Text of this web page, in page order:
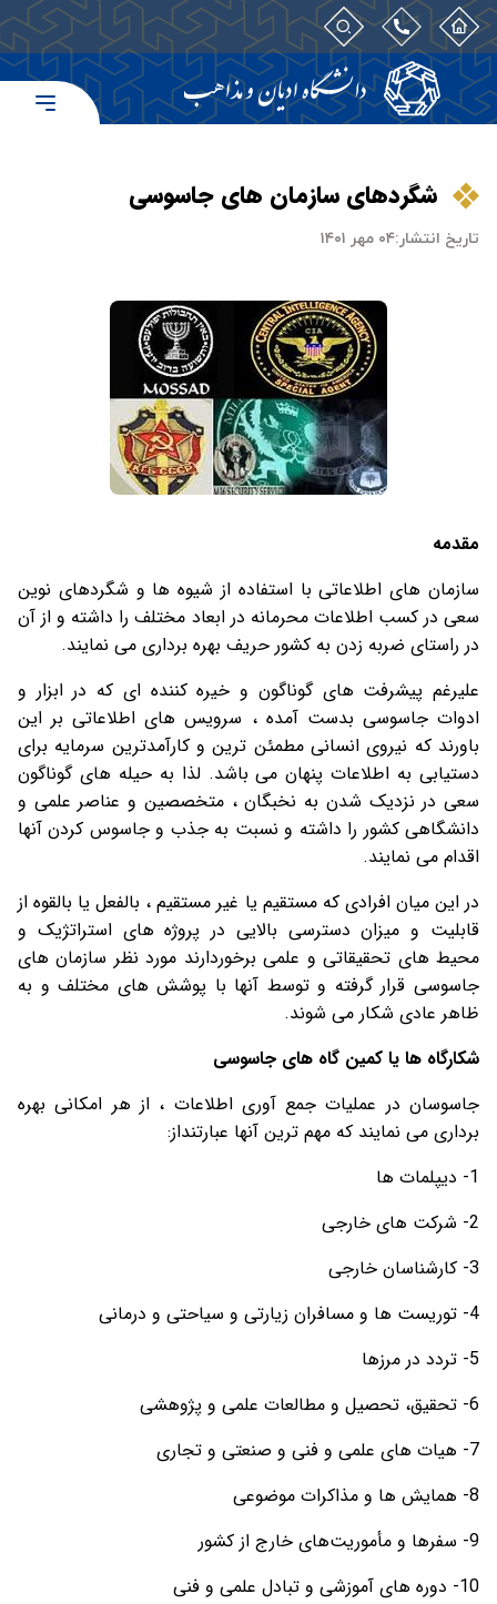
شگردهای سازمان های جاسوسی
تاریخ انتشار:۰۴ مهر ۱۴۰۱
مقدمه
سازمان های اطلاعاتی با استفاده از شیوه ها و شگردهای نوین
سعی در کسب اطلاعات محرمانه در ابعاد مختلف را داشته و از آن
در راستای ضربه زدن به کشور حریف بهره برداری می نمایند.
علیرغم پیشرفت های گوناگون و خیره کننده ای که در ابزار و
ادوات جاسوسی بدست آمده ، سرویس های اطلاعاتی بر این
باورند که نیروی انسانی مطمئن ترین و کارآمدترین سرمایه برای
دستیابی به اطلاعات پنهان می باشد. لذا به حیله های گوناگون
سعی در نزدیک شدن به نخبگان ، متخصصین و عناصر علمی و
دانشگاهی کشور را داشته و نسبت به جذب و جاسوس کردن آنها
اقدام می نمایند.
در این میان افرادی که مستقیم یا غیر مستقیم ، بالفعل یا بالقوه از
قابلیت و میزان دسترسی بالایی در پروژه های استراتژیک و
محیط های تحقیقاتی و علمی برخوردارند مورد نظر سازمان های
جاسوسی قرار گرفته و توسط آنها با پوشش های مختلف و به
ظاهر عادی شکار می شوند.
شکارگاه ها یا کمین گاه های جاسوسی
جاسوسان در عملیات جمع آوری اطلاعات ، از هر امکانی بهره
برداری می نمایند که مهم ترین آنها عبارتنداز:
1- دیپلمات ها
2- شرکت های خارجی
3- کارشناسان خارجی
4- توریست ها و مسافران زیارتی و سیاحتی و درمانی
5- تردد در مرزها
6- تحقیق، تحصیل و مطالعات علمی و پژوهشی
7- هیات های علمی و فنی و صنعتی و تجاری
8- همایش ها و مذاکرات موضوعی
9- سفرها و مأموریت‌های خارج از کشور
10- دوره های آموزشی و تبادل علمی و فنی